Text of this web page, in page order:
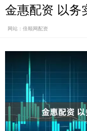
金惠配资 以务
网站：倍顺网配资